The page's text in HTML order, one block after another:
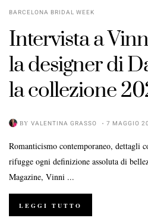
BARCELONA BRIDAL WEEK
Intervista a
la designer di
la collezione
BY VALENTINA GRASSO 7 MAGGIO
Romanticismo contemporaneo, dettagli
rifugge ogni definizione assoluta di
Magazine, Vinni ...
LEGGI TUTTO